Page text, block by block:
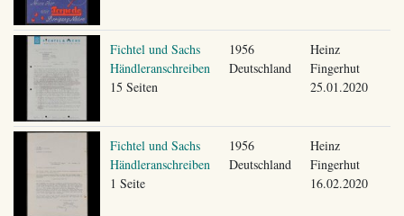
Fichtel und Sachs
Händleranschreiben
15 Seiten
1956
Deutschland
Heinz
Fingerhut
25.01.2020
Fichtel und Sachs
Händleranschreiben
1 Seite
1956
Deutschland
Heinz
Fingerhut
16.02.2020